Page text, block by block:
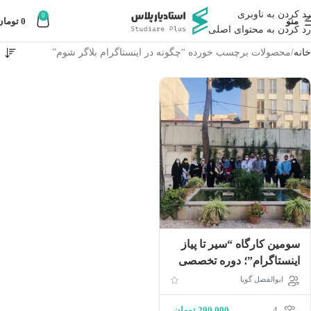
رد کردن به ناوبری
رد کردن به محتوای اصلی
منو
0
0
خانه محصولات برچسب خورده “چگونه در اینستاگرام بلاگر شوم”
سومین کارگاه “سير تا پياز
اينستاگرام”؛ دوره تخصصى
كسب درآمد از اينستاگرام
(حضوری)
ابوالفضل گویا